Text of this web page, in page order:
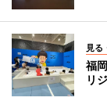
見る
福
リ